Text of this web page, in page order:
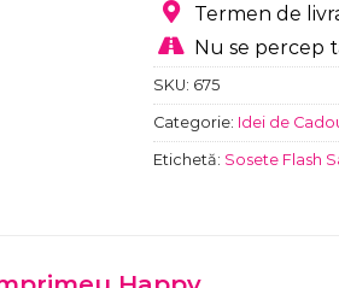
Termen de
Nu se percep
SKU: 675
Categorie: Idei de
Etichetă: Sosete Flash